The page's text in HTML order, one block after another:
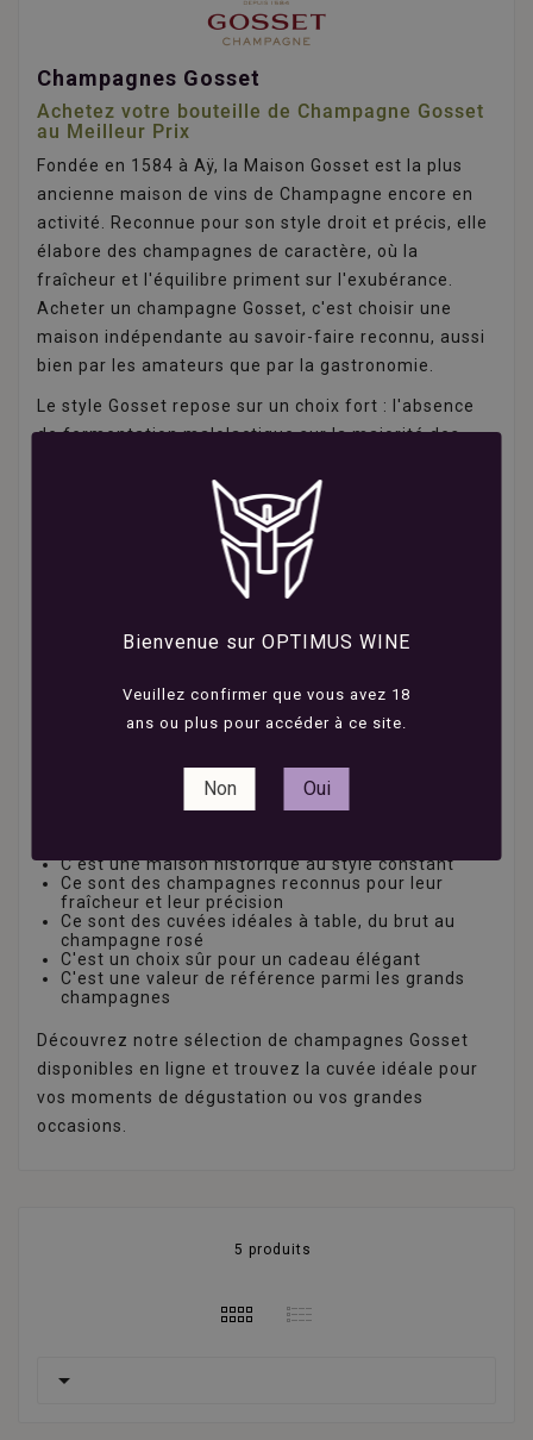
Bienvenue sur OPTIMUS WINE
Veuillez confirmer que vous avez 18
ans ou plus pour accéder à ce site.
Non Oui
Champagnes Gosset
Achetez votre bouteille de Champagne Gosset
au Meilleur Prix
Fondée en 1584 à Aÿ, la Maison Gosset est la plus
ancienne maison de vins de Champagne encore en
activité. Reconnue pour son style droit et précis, elle
élabore des champagnes de caractère, où la
fraîcheur et l'équilibre priment sur l'exubérance.
Acheter un champagne Gosset, c'est choisir une
maison indépendante au savoir-faire reconnu, aussi
bien par les amateurs que par la gastronomie.
Le style Gosset repose sur un choix fort : l'absence
de fermentation malolactique sur la majorité des
tension, une expression pure du fruit et un excellent
potentiel de garde. Du champagne Gosset Grande
Réserve Brut au Gosset Extra Brut, chaque cuvée
offre une lecture précise du terroir champenois.
Gosset Grande Réserve Brut : la cuvée signature,
Gosset Grand Rosé Brut
Gosset intense, frais et gastronomique.
Gosset Extra Brut: un champagne droit et précis,
garde, produite uniquement lors des belles
C'est une maison historique au style constant
Ce sont des champagnes reconnus pour leur
fraîcheur et leur précision
Ce sont des cuvées idéales à table, du brut au
champagne rosé
C'est un choix sûr pour un cadeau élégant
C'est une valeur de référence parmi les grands
champagnes
Découvrez notre sélection de champagnes Gosset
disponibles en ligne et trouvez la cuvée idéale pour
vos moments de dégustation ou vos grandes
occasions.
5 produits
